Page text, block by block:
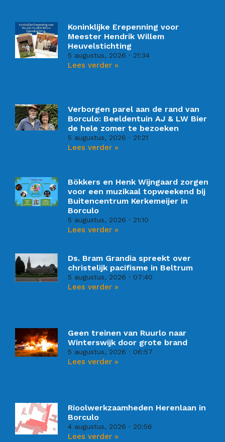
Koninklijke Erepenning voor
Meester Hendrik Willem
Heuvelstichting
5 augustus, 2026 21:34
Lees verder »
Verborgen parel aan de rand van
Borculo: Beeldentuin AJ & LW Bier
de hele zomer te bezoeken
5 augustus, 2026 21:21
Lees verder »
Bökkers en Henk Wijngaard zorgen
voor een muzikaal topweekend bij
Buitencentrum Kerkemeijer in
Borculo
5 augustus, 2026 21:10
Lees verder »
Ds. Bram Grandia spreekt over
christelijk pacifisme in Beltrum
5 augustus, 2026 07:40
Lees verder »
Geen treinen van Ruurlo naar
Winterswijk door grote brand
5 augustus, 2026 06:57
Lees verder »
Rioolwerkzaamheden Herenlaan in
Borculo
4 augustus, 2026 20:56
Lees verder »